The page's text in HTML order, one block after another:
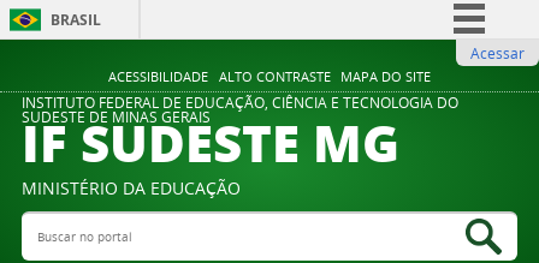
ACESSIBILIDADE ALTO CONTRASTE MAPA DO SITE
BRASIL
Comunica BR
Participe
Legislação
Acessar
INSTITUTO FEDERAL DE EDUCAÇÃO, CIÊNCIA E TECNOLOGIA DO
SUDESTE DE MINAS GERAIS
IF SUDESTE MG
MINISTÉRIO DA EDUCAÇÃO
Buscar no portal